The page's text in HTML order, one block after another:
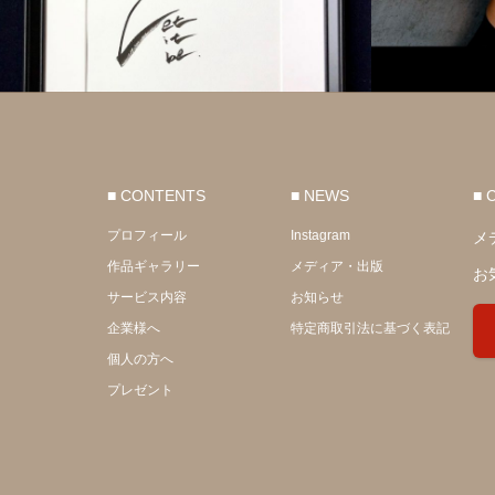
■ CONTENTS
プロフィール
作品ギャラリー
サービス内容
企業様へ
個人の方へ
プレゼント
■ NEWS
Instagram
メディア・出版
お知らせ
特定商取引法に基づく表記
■
お